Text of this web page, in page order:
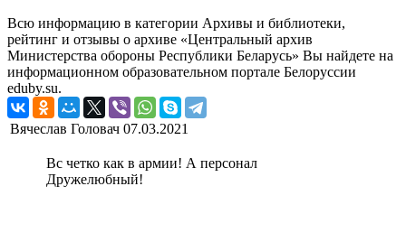
Всю информацию в категории Архивы и библиотеки,
рейтинг и отзывы о архиве «Центральный архив
Министерства обороны Республики Беларусь» Вы найдете на
информационном образовательном портале Белоруссии
eduby.su.
Вячеслав Головач 07.03.2021
Вс четко как в армии! А персонал
Дружелюбный!